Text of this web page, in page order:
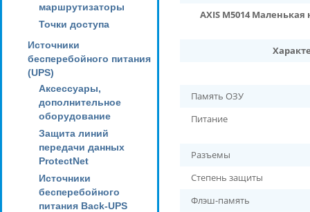
маршрутизаторы
Точки доступа
Источники
бесперебойного питания
(UPS)
Аксессуары,
дополнительное
оборудование
Защита линий
передачи данных
ProtectNet
Источники
бесперебойного
питания Back-UPS
AXIS M5014
Память ОЗУ
Питание
Разъемы
Степень защиты
Флэш-память